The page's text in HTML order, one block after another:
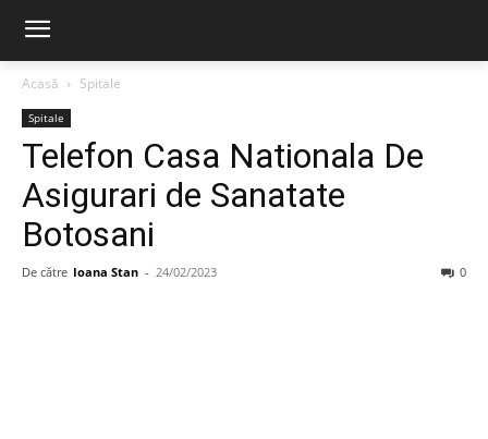
Acasă Spitale
Spitale
Telefon Casa Nationala De
Asigurari de Sanatate
Botosani
De către Ioana Stan - 24/02/2023 0